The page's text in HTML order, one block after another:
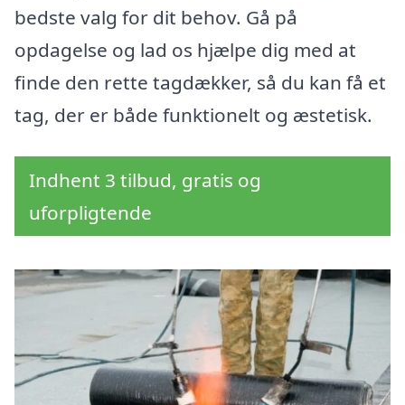
bedste valg for dit behov. Gå på
opdagelse og lad os hjælpe dig med at
finde den rette tagdækker, så du kan få et
tag, der er både funktionelt og æstetisk.
Indhent 3 tilbud, gratis og
uforpligtende